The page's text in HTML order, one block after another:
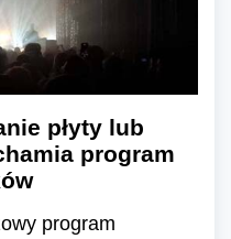
płyty lub
program
program